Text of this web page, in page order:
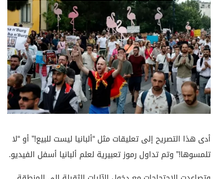
أدى هذا التصريح إلى تعليقات مثل “ألبانيا ليست للبيع!” أو “لا
تلمسوها!” وتم تداول رموز تعبيرية لعلم ألبانيا أسفل الفيديو.